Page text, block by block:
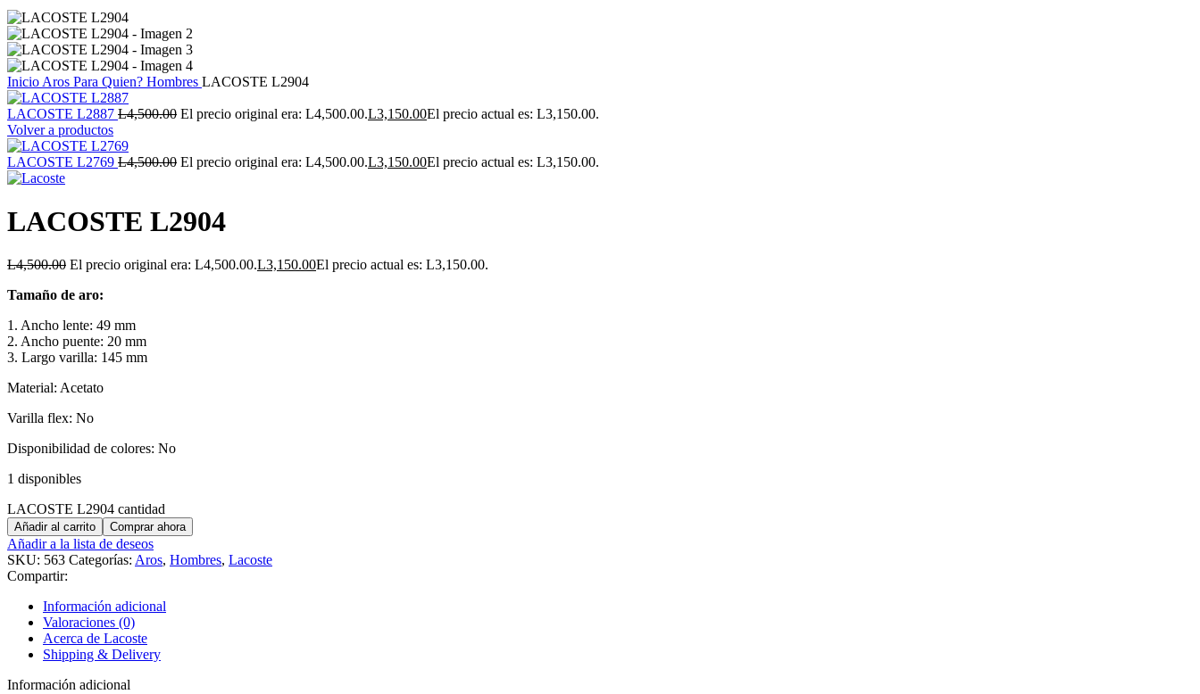
Inicio Aros Para Quien? Hombres LACOSTE L2904
LACOSTE L2887 L4,500.00 El precio original era: L4,500.00.L3,150.00El precio actual es: L3,150.00.
Volver a productos
LACOSTE L2769 L4,500.00 El precio original era: L4,500.00.L3,150.00El precio actual es: L3,150.00.
LACOSTE L2904
L4,500.00 El precio original era: L4,500.00.L3,150.00El precio actual es: L3,150.00.
Tamaño de aro:
1. Ancho lente: 49 mm
2. Ancho puente: 20 mm
3. Largo varilla: 145 mm
Material: Acetato
Varilla flex: No
Disponibilidad de colores: No
1 disponibles
LACOSTE L2904 cantidad
Añadir al carrito Comprar ahora
Añadir a la lista de deseos
SKU: 563 Categorías: Aros, Hombres, Lacoste
Compartir:
Información adicional
Valoraciones (0)
Acerca de Lacoste
Shipping & Delivery
Información adicional